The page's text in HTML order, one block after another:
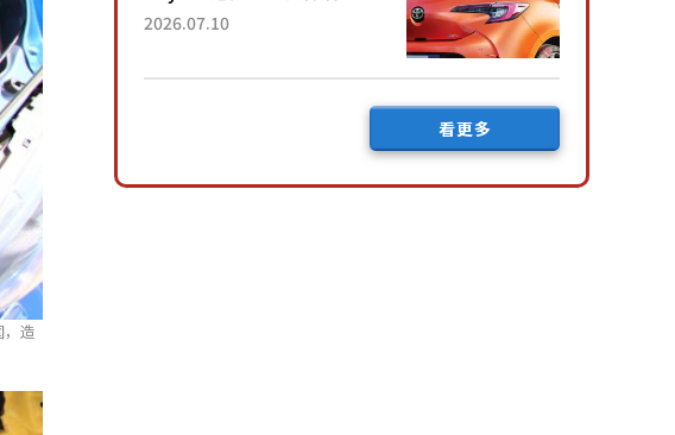
造
車」真的很厲害！ 擁有全
尺寸」，配備全面升級！
2026.07.10
看更多